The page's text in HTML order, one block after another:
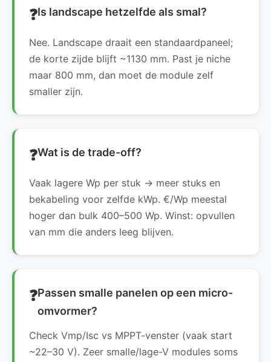
Is landscape hetzelfde als smal?
Nee. Landscape draait een standaardpaneel;
de korte zijde blijft ~1130 mm. Past je niche
maar 800 mm, dan moet de module zelf
smaller zijn.
Wat is de trade-off?
Vaak lagere Wp per stuk → meer stuks en
bekabeling voor zelfde kWp. €/Wp meestal
hoger dan bulk 400–500 Wp. Winst: opvullen
van mm die anders leeg blijven.
Passen smalle panelen op een micro-
omvormer?
Check Vmp/Isc vs MPPT-venster (vaak start
~22–30 V). Zeer smalle/lage-V modules soms